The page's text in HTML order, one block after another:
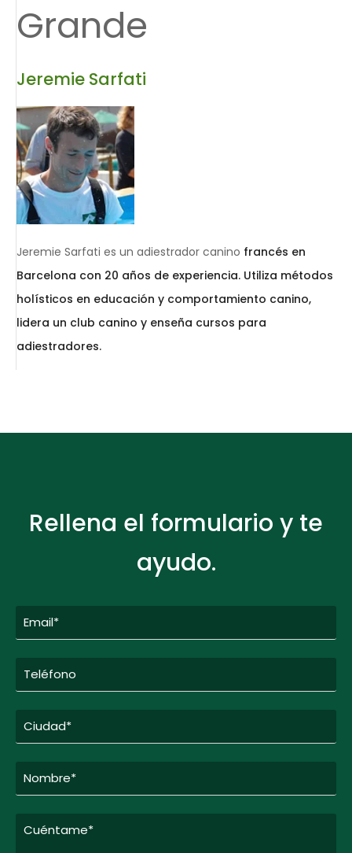
Grande
Jeremie Sarfati
Jeremie Sarfati es un adiestrador canino francés en
Barcelona con 20 años de experiencia. Utiliza métodos
holísticos en educación y comportamiento canino,
lidera un club canino y enseña cursos para
adiestradores.
Rellena el formulario y te
ayudo.